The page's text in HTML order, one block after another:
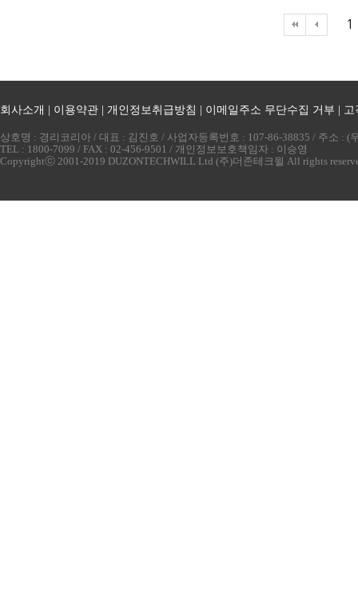
1
회사소개 이용약관 개인정보취급방침 이메일주소 무단수집 거부 고
상호명 : 경리코리아 / 대표 : 김진호 / 사업자등록번호 : 107-86-38835 / 주소 :
TEL : 1800-7099 / FAX : 02-456-9501 / 개인정보보호책임자 : 이승영
Copyrightⓒ 2001-2019 DUZONTECHWILL Ltd (주)더존테크윌 All rights